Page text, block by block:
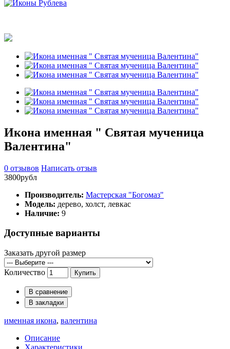
Икона именная " Святая мученица
Валентина"
0 отзывов Написать отзыв
3800рубл
Производитель: Мастерская "Богомаз"
Модель: дерево, холст, левкас
Наличие: 9
Доступные варианты
Заказать другой размер
Количество Купить
В сравнение
В закладки
именная икона, валентина
Описание